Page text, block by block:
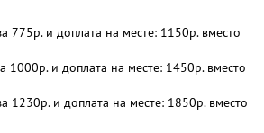
775р. и доплата на месте: 1150р. вместо
1000р. и доплата на месте: 1450р. вместо
1230р. и доплата на месте: 1850р. вместо